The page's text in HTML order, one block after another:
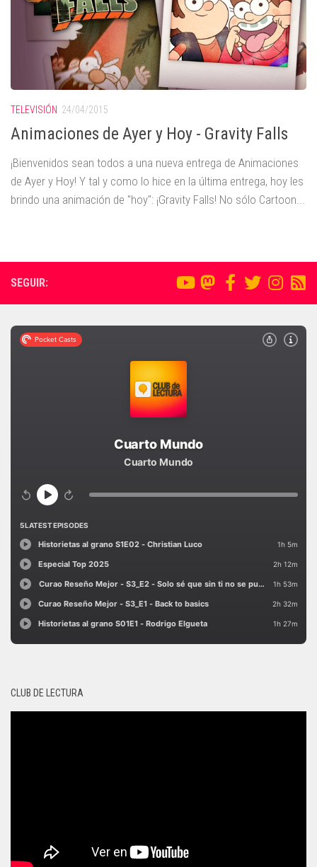
TELEVISIÓN 24/04/2015
Animaciones de Ayer y Hoy - Gravity Falls
¡Bienvenidos sean todos a una nueva entrega de Animaciones
de Ayer y Hoy! Y tal y como lo hice en la última entrega, hoy les
brindo una animación de "hoy": ¡Gravity Falls! No sólo Cartoon...
SEGUIR:
CLUB DE LECTURA